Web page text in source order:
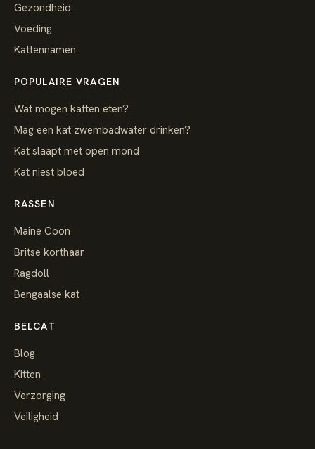
Gezondheid
Voeding
Kattennamen
POPULAIRE VRAGEN
Wat mogen katten eten?
Mag een kat zwembadwater drinken?
Kat slaapt met open mond
Kat niest bloed
RASSEN
Maine Coon
Britse korthaar
Ragdoll
Bengaalse kat
BELCAT
Blog
Kitten
Verzorging
Veiligheid